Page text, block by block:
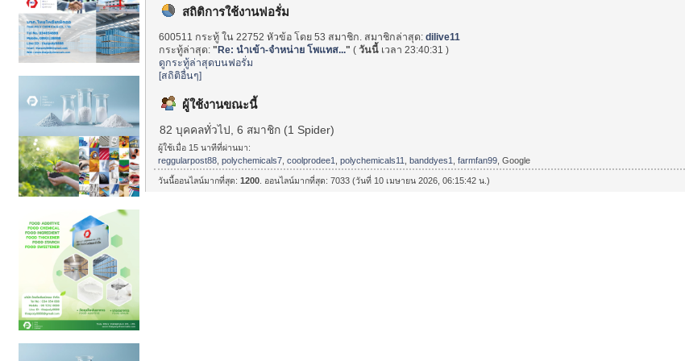
สถิติการใช้งานฟอรั่ม
600511 กระทู้ ใน 22752 หัวข้อ โดย 53 สมาชิก. สมาชิกล่าสุด:dilive11
กระทู้ล่าสุด:"Re: นำเข้า-จำหน่าย โพแทส..." (วันนี้ เวลา 23:40:31 )
ดูกระทู้ล่าสุดบนฟอรั่ม
[สถิติอื่นๆ]
ผู้ใช้งานขณะนี้
82 บุคคลทั่วไป, 6 สมาชิก (1 Spider)
ผู้ใช้เมื่อ 15 นาทีที่ผ่านมา:
reggularpost88 ,polychemicals7 ,coolprodee1 ,polychemicals11 ,banddyes1 ,farmfan99 , Google
วันนี้ออนไลน์มากที่สุด:1200 . ออนไลน์มากที่สุด: 7033 (วันที่ 10 เมษายน 2026, 06:15:42 น.)